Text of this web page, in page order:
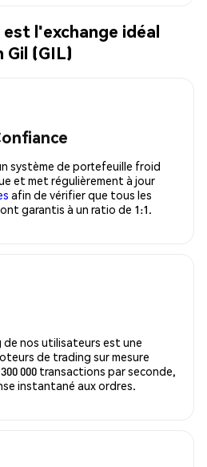
l'exchange idéal
(GIL)
système de portefeuille froid
et met régulièrement à jour
afin de vérifier que tous les
garantis à un ratio de 1:1.
nos utilisateurs est une
de trading sur mesure
000 transactions par seconde,
instantané aux ordres.